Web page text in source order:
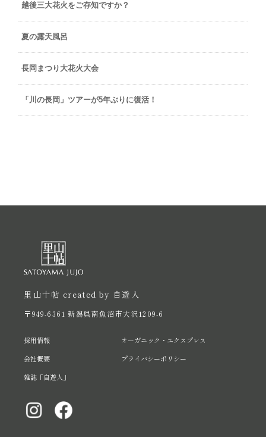
越後三大花火をご存知ですか？
夏の露天風呂
長岡まつり大花火大会
「川の長岡」ツアーが5年ぶりに復活！
里山十帖 created by 自遊人
〒949-6361 新潟県南魚沼市大沢1209-6
採用情報
会社概要
雑誌「自遊人」
オーガニック・エクスプレス
プライバシーポリシー